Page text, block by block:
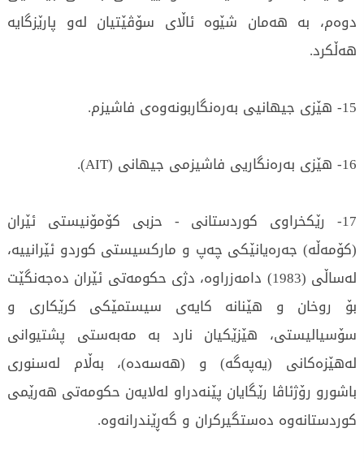
دوەم، بە هەمان شێوە ئاڵای سۆڤێتیان لەو پارێزگایە
هەڵکرد.
15- هێزی جیهانیی بەرەنگاربونەوەی فاشیزم.
16- هێزی بەرەنگاریی فاشیزمی جیهانی (AIT).
17- رێكخراوی كوردستانی - حزبی كۆمۆنیستی ئێران
(كۆمەڵە) جەرەیانێكی چەپ و ماركسیستی كوردو ئێرانییە،
لەساڵی (1983) دامەزراوە، دژی حكومەتی ئێران دەجەنگێت
بۆ روخان و هێنانە كایەی سیستمێكی كرێكاری و
سۆسیالیستی، هێزێكیان نارد بە مەبەستی پشتیوانی
لەهێزەكانی (یەپەگە) و (هەسەدە)، بەڵام لەسنوری
باشورو رۆژئاڤا رێگایان پێنەدراو لەلایەن حكومەتی هەرێمی
كوردستانەوە دەستگیركران و گەڕێندرانەوە.